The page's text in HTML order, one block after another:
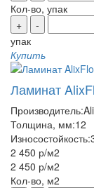
Кол-во, упак
+
-
упак
Купить
Ламинат
Производитель:
Толщина, мм:12
Износостойкость:
2 450 р/м2
2 450 р/м2
Кол-во, м2